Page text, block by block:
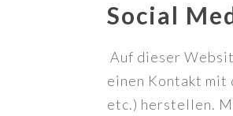
Social
Auf dieser
einen Kontakt mit
etc.) herstellen.